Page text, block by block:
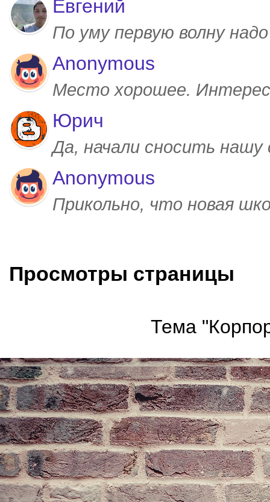
Евгений
По уму первую волну
Anonymous
Место хорошее.
Юрич
Да, начали сносить
Anonymous
Прикольно, что новая
Просмотры страницы
Тема